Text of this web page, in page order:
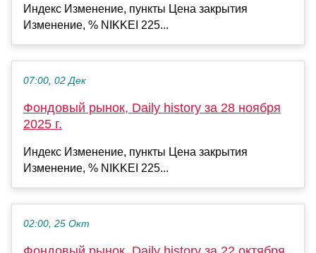
Индекс Изменение, пункты Цена закрытия
Изменение, % NIKKEI 225...
07:00, 02 Дек
Фондовый рынок, Daily history за 28 ноября
2025 г.
Индекс Изменение, пункты Цена закрытия
Изменение, % NIKKEI 225...
02:00, 25 Окт